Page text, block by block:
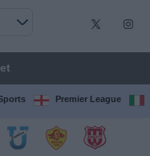
Premier League